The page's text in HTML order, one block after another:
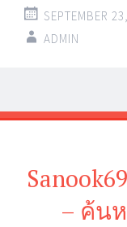
SEPTEMBER
ADMIN
– ค้น